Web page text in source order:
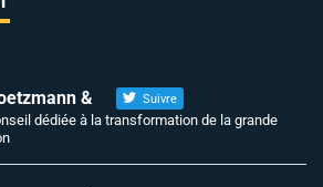
& Suivre
dédiée à la transformation de la grande